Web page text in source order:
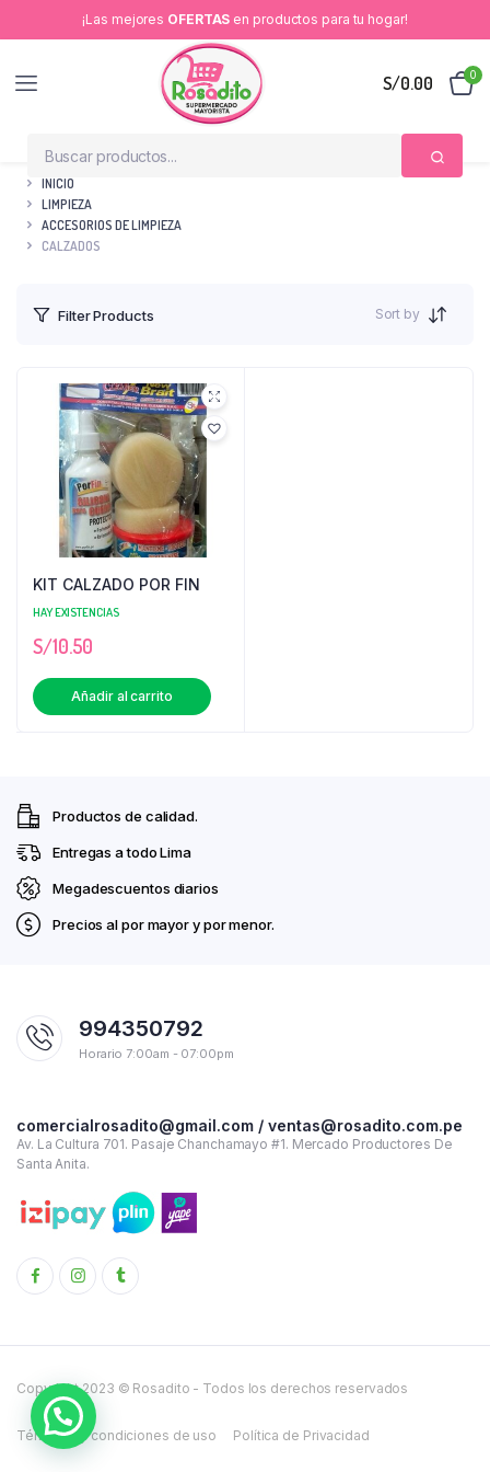
¡Las mejores OFERTAS en productos para tu hogar!
S/0.00 0
INICIO
LIMPIEZA
ACCESORIOS DE LIMPIEZA
CALZADOS
Filter Products Sort by
KIT CALZADO POR FIN
HAY EXISTENCIAS
S/10.50
Añadir al carrito
Productos de calidad.
Entregas a todo Lima
Megadescuentos diarios
Precios al por mayor y por menor.
994350792
Horario 7:00am - 07:00pm
comercialrosadito@gmail.com / ventas@rosadito.com.pe
Av. La Cultura 701. Pasaje Chanchamayo #1. Mercado Productores De
Santa Anita.
Copyright 2023 © Rosadito - Todos los derechos reservados
Términos y condiciones de uso Política de Privacidad